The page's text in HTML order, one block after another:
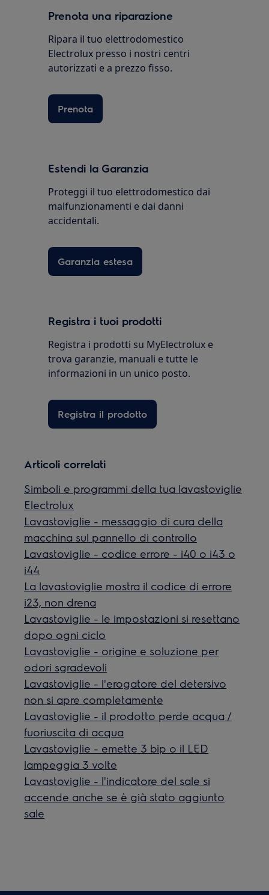
Prenota una riparazione
Ripara il tuo elettrodomestico
Electrolux presso i nostri centri
autorizzati e a prezzo fisso.
Prenota
Estendi la Garanzia
Proteggi il tuo elettrodomestico dai
malfunzionamenti e dai danni
accidentali.
Garanzia estesa
Registra i tuoi prodotti
Registra i prodotti su MyElectrolux e
trova garanzie, manuali e tutte le
informazioni in un unico posto.
Registra il prodotto
Articoli correlati
Simboli e programmi della tua lavastoviglie
Electrolux
Lavastoviglie - messaggio di cura della
macchina sul pannello di controllo
Lavastoviglie - codice errore - i40 o i43 o
i44
La lavastoviglie mostra il codice di errore
i23, non drena
Lavastoviglie - le impostazioni si resettano
dopo ogni ciclo
Lavastoviglie - origine e soluzione per
odori sgradevoli
Lavastoviglie - l'erogatore del detersivo
non si apre completamente
Lavastoviglie - il prodotto perde acqua /
fuoriuscita di acqua
Lavastoviglie - emette 3 bip o il LED
lampeggia 3 volte
Lavastoviglie - l'indicatore del sale si
accende anche se è già stato aggiunto
sale